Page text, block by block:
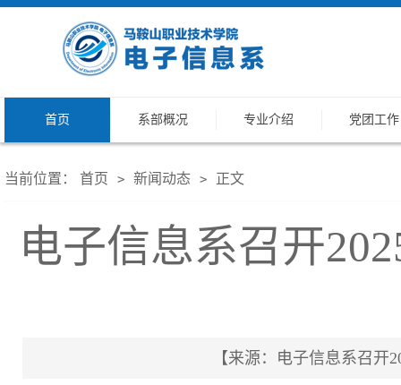
首页 系部概况 专业介绍 党团工作
当前位置： 首页 > 新闻动态 > 正文
电子信息系召开
【来源：电子信息系召开